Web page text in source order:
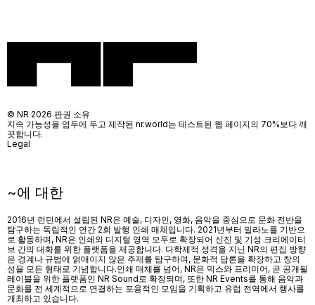
~에 대한
2016년 런던에서 설립된 NR은 예술, 디자인, 영화, 음악을 중심으로 문화 전반을
탐구하는 독립적인 연간 2회 발행 인쇄 매체입니다. 2021년부터 밀라노를 기반으
로 활동하며, NR은 인쇄와 디지털 영역 모두로 확장되어 신진 및 기성 크리에이티
브 간의 대화를 위한 플랫폼을 제공합니다. 다학제적 성격을 지닌 NR의 편집 방향
은 경계나 규범에 얽매이지 않은 주제를 탐구하며, 문화적 담론을 확장하고 창의
성을 모든 형태로 기념합니다.인쇄 매체를 넘어, NR은 믹스와 프리미어, 곧 공개될
레이블을 위한 플랫폼인 NR Sound로 확장되며, 또한 NR Events를 통해 음악과
문화를 전 세계적으로 연결하는 포용적인 모임을 기획하고 유럽 전역에서 행사를
개최하고 있습니다.
© NR 2026 판권 소유
지속 가능성을 염두에 두고 제작된 nr.world는 테스트된 웹 페이지의 70%보다 깨
끗합니다.
Legal